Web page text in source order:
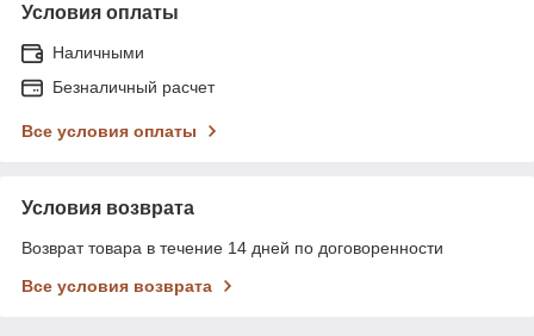
Условия оплаты
Наличными
Безналичный расчет
Все условия оплаты
Условия возврата
Возврат товара в течение 14 дней по договоренности
Все условия возврата